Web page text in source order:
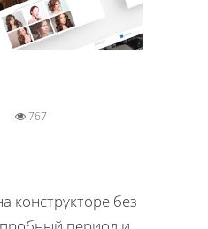
767
конструкторе без